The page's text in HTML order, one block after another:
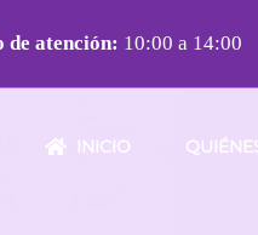
atención: 10:00 a 14:00
INICIO